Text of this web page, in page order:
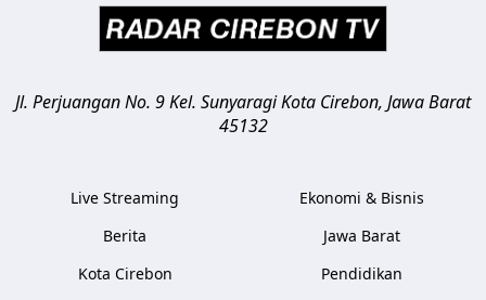
Jl. Perjuangan No. 9 Kel. SunyaragiKota Cirebon, Jawa Barat
45132
Live Streaming
Berita
Kota Cirebon
Ekonomi & Bisnis
Jawa Barat
Pendidikan